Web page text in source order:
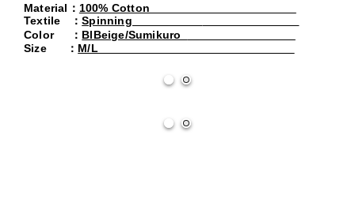
Material ： 100% Cotton
Textile
：Spinning
Color
： BlBeige/Sumikuro
Size
： M/L